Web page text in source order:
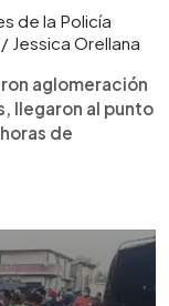
de la Policía
Jessica Orellana
aglomeración
llegaron al punto
de